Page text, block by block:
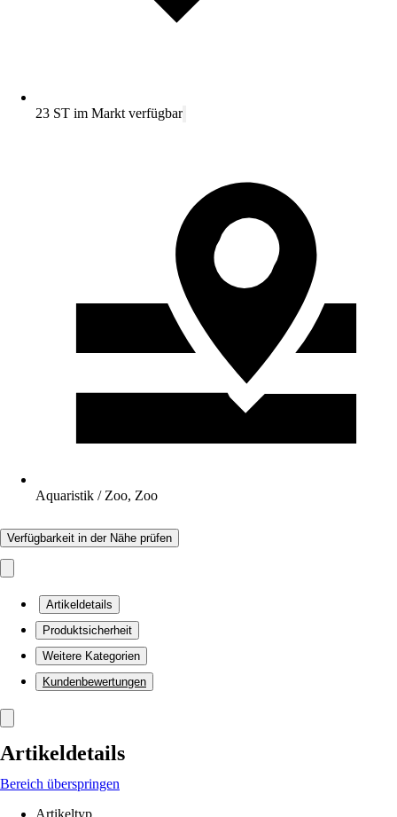
23 ST im Markt verfügbar
Aquaristik / Zoo, Zoo
Verfügbarkeit in der Nähe prüfen
Artikeldetails
Produktsicherheit
Weitere Kategorien
Kundenbewertungen
Artikeldetails
Bereich überspringen
Artikeltyp